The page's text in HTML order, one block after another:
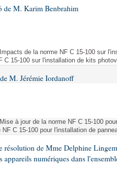
de M. Karim Benbrahim
de la norme NF C 15-100 sur
C 15-100 sur l'installation de kits
M. Jérémie Iordanoff
à jour de la norme NF C 15-100
NF C 15-100 pour l'installation de
résolution de Mme Delphine
numériques dans